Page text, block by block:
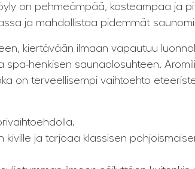
on pehmeämpää, kosteampaa ja
ja mahdollistaa pidemmät
kiertävään ilmaan vapautuu
henkisen saunaolosuhteen.
on terveellisempi vaihtoehto
ja tarjoaa klassisen